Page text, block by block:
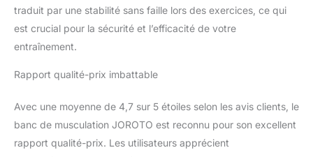
position corporelle
courante à une autre et
musculaires. Il répond
exigences rigoureuses
des sportifs
professionnels, mais
traduit par une stabilité sans faille lors des exercices, ce qui
est crucial pour la sécurité et l’efficacité de votre
entraînement.
Rapport qualité-prix imbattable
Avec une moyenne de 4,7 sur 5 étoiles selon les avis clients, le
banc de musculation JOROTO est reconnu pour son excellent
rapport qualité-prix. Les utilisateurs apprécient